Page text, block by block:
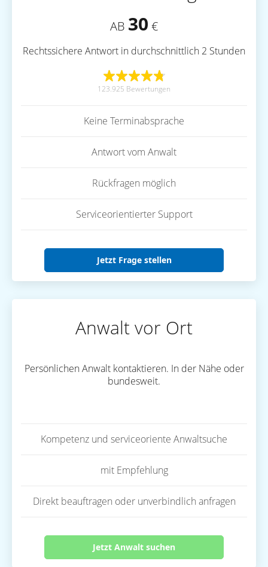
AB 30 €
Rechtssichere Antwort in durchschnittlich 2 Stunden
123.925 Bewertungen
Keine Terminabsprache
Antwort vom Anwalt
Rückfragen möglich
Serviceorientierter Support
Jetzt Frage stellen
Anwalt vor Ort
Persönlichen Anwalt kontaktieren. In der Nähe oder
bundesweit.
Kompetenz und serviceoriente Anwaltsuche
mit Empfehlung
Direkt beauftragen oder unverbindlich anfragen
Jetzt Anwalt suchen